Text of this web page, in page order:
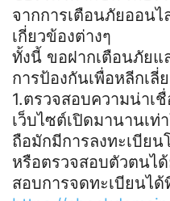
จากการเตือนภัยออน
เกี่ยวข้องต่างๆ
ทั้งนี้ ขอฝากเตือนภัย
การป้องกันเพื่อหลีกเลี่
1.ตรวจสอบความน่าเ
เว็บไซต์เปิดมานานเท่
ถือมักมีการลงทะเบีย
หรือตรวจสอบตัวตนไ
สอบการจดทะเบียนได้